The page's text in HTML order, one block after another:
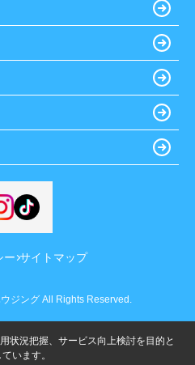
ー サイトマップ
ジング All Rights Reserved.
状況把握、サービス向上検討を目的と
います。